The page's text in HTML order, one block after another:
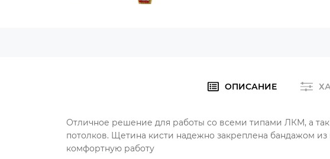
ОПИСАНИЕ
Отличное решение для работы со всеми типами ЛКМ, а
потолков. Щетина кисти надежно закреплена бандажом
комфортную работу